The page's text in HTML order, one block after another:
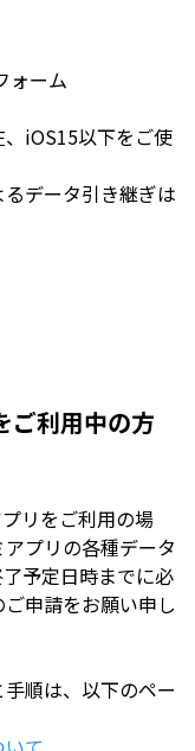
ォーム
iOS15以下をご使
データ引き継ぎは
ご利用中の方
リをご利用の場
プリの各種データ
予定日時までに必
申請をお願い申し
順は、以下のペー